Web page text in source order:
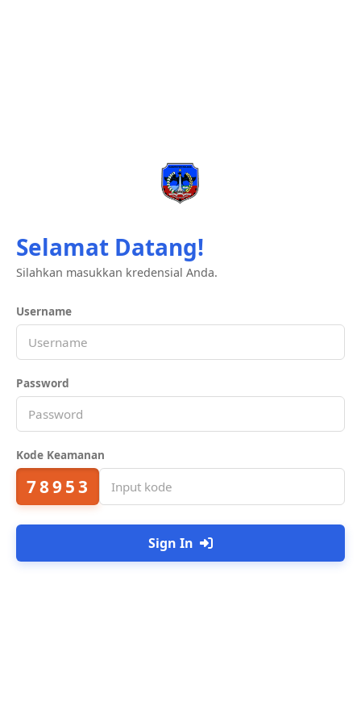
Selamat Datang!
Silahkan masukkan kredensial Anda.
Username
Password
Kode Keamanan
78953
Sign In